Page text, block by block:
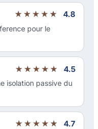
★★★★★ 4.8
pour le
★★★★★ 4.5
isolation passive du
★★★★★ 4.7